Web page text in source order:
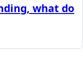
what do